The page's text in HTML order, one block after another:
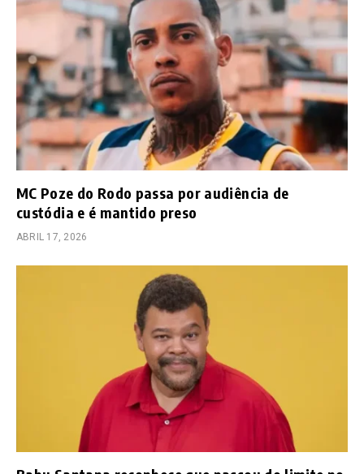
MC Poze do Rodo passa por audiência de
custódia e é mantido preso
ABRIL 17, 2026